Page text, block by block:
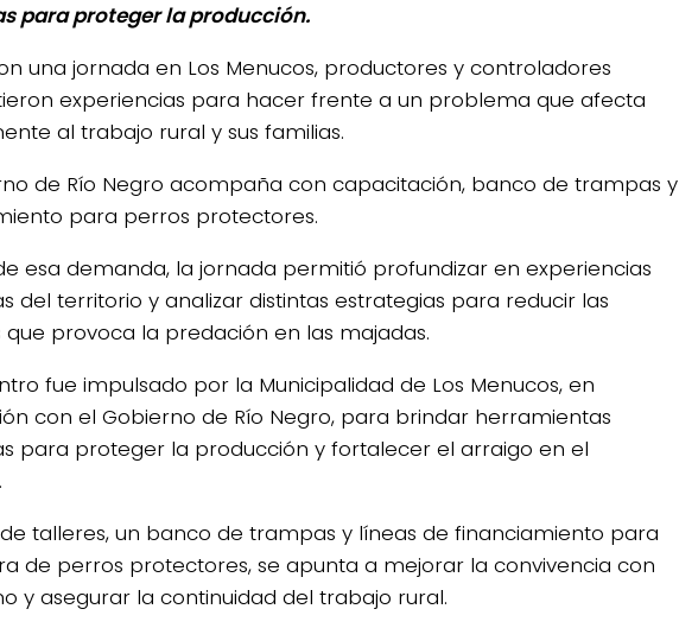
para proteger la producción.
una jornada en Los Menucos, productores y controladores
experiencias para hacer frente a un problema que afecta
al trabajo rural y sus familias.
de Río Negro acompaña con capacitación, banco de trampas y
para perros protectores.
esa demanda, la jornada permitió profundizar en experiencias
del territorio y analizar distintas estrategias para reducir las
que provoca la predación en las majadas.
fue impulsado por la Municipalidad de Los Menucos, en
con el Gobierno de Río Negro, para brindar herramientas
para proteger la producción y fortalecer el arraigo en el
talleres, un banco de trampas y líneas de financiamiento para
de perros protectores, se apunta a mejorar la convivencia con
y asegurar la continuidad del trabajo rural.